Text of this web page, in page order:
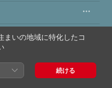
まいの地域に特化したコ
続ける